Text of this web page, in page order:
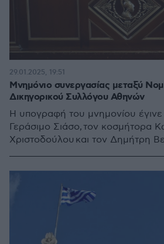
Μνημόνιο συνεργασίας μεταξύ
Δικηγορικού Συλλόγου Αθηνών
Η υπογραφή του μνημονίου
Γεράσιμο Σιάσο, τον κοσμήτορα
Χριστοδούλου και τον Δημήτρη
29.01.2025, 19:51